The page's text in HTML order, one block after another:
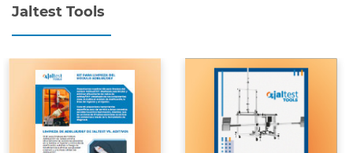
Jaltest Tools